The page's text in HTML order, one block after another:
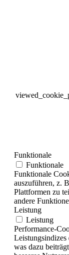
Funktionale
Funktionale
Funktionale
auszuführen, z.
Plattformen zu
andere
Leistung
Leistung
Performance-
Leistungsindizes
was dazu